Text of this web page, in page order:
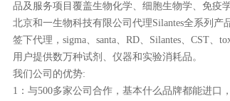
品及服务项目覆盖生物化学、细胞生物学、免疫
北京和一生物科技有限公司代理Silantes全系列
签下代理，sigma、santa、RD、Silantes、CST、
用户提供数万种试剂、仪器和实验消耗品。
我们公司的优势:
1：与500多家公司合作，基本什么品牌都能进口